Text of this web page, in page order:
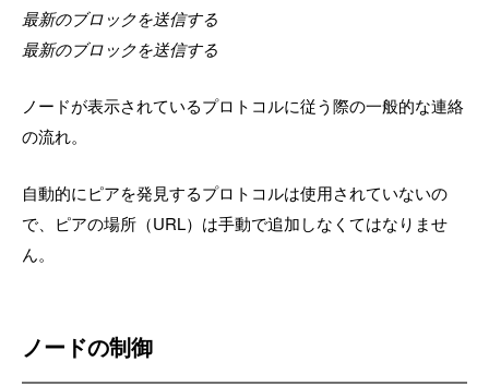
最新のブロックを送信する
最新のブロックを送信する
ノードが表示されているプロトコルに従う際の一般的な連絡
の流れ。
自動的にピアを発見するプロトコルは使用されていないの
で、ピアの場所（URL）は手動で追加しなくてはなりませ
ん。
ノードの制御